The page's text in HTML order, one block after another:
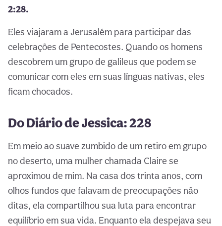
2:28.
Eles viajaram a Jerusalém para participar das
celebrações de Pentecostes. Quando os homens
descobrem um grupo de galileus que podem se
comunicar com eles em suas línguas nativas, eles
ficam chocados.
Do Diário de Jessica: 228
Em meio ao suave zumbido de um retiro em grupo
no deserto, uma mulher chamada Claire se
aproximou de mim. Na casa dos trinta anos, com
olhos fundos que falavam de preocupações não
ditas, ela compartilhou sua luta para encontrar
equilíbrio em sua vida. Enquanto ela despejava seu